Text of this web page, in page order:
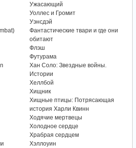
Ужасающий
Уоллес и Громит
Уэнсдэй
Фантастические твари и где они
обитают
Флэш
Футурама
Хан Соло: Звездные войны.
Истории
Хеллбой
Хищник
Хищные птицы: Потрясающая
история Харли Квинн
Ходячие мертвецы
Холодное сердце
Храбрая сердцем
Хэллоуин